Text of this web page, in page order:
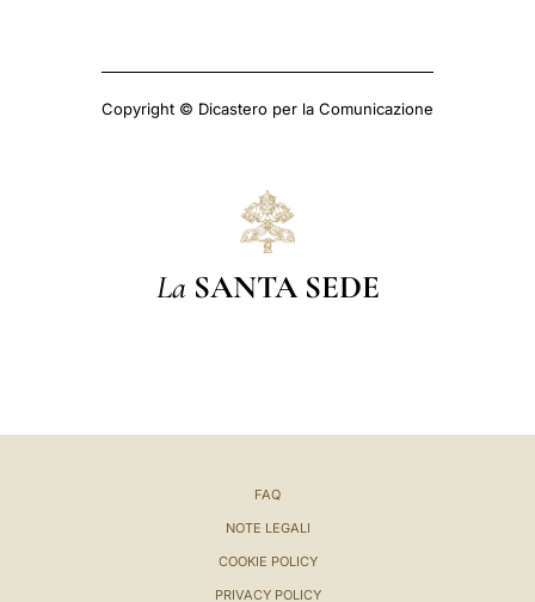
Copyright © Dicastero per la Comunicazione
La SANTA SEDE
FAQ
NOTE LEGALI
COOKIE POLICY
PRIVACY POLICY